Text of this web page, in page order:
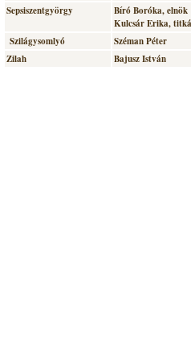
Sepsiszentgyörgy Bíró Boróka, elnök
Kulcsár Erika,
Szilágysomlyó Széman Péter
Zilah Bajusz István